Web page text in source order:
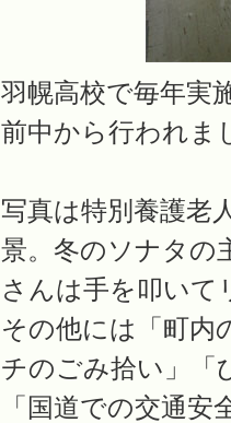
羽幌高校で毎年実
前中から行われま
写真は特別養護老
景。冬のソナタの
さんは手を叩いて
その他には「町内
チのごみ拾い」「
「国道での交通